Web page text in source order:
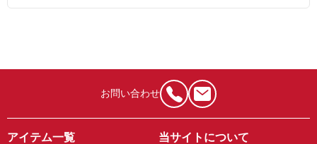
お問い合わせ
アイテム一覧 当サイトについて